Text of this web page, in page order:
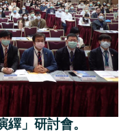
繹」研討會。